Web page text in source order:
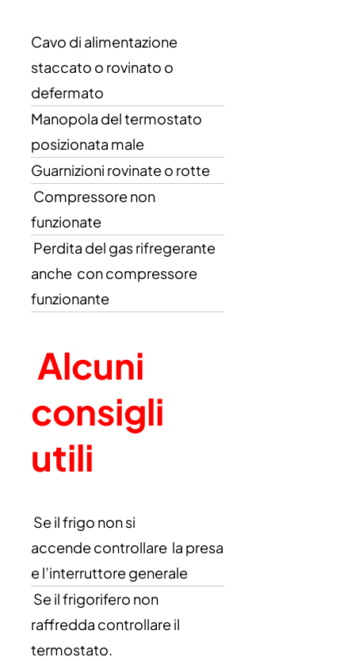
Cavo di alimentazione
staccato o rovinato o
defermato
Manopola del termostato
posizionata male
Guarnizioni rovinate o rotte
Compressore non
funzionate
Perdita del gas rifregerante
anche con compressore
funzionante
Alcuni
consigli
utili
Se il frigo non si
accende controllare la presa
e l’interruttore generale
Se il frigorifero non
raffredda controllare il
termostato.